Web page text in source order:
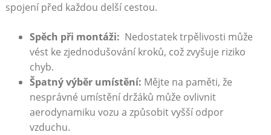
spojení před každou delší cestou.
Spěch při​ montáži: ⁤ Nedostatek trpělivosti může
vést ke zjednodušování kroků, ​což zvyšuje riziko
chyb.
Špatný výběr ⁤umístění: Mějte ⁤na⁤ paměti, že
nesprávné umístění⁢ držáků může ovlivnit
aerodynamiku vozu a způsobit​ vyšší⁤ odpor
vzduchu.